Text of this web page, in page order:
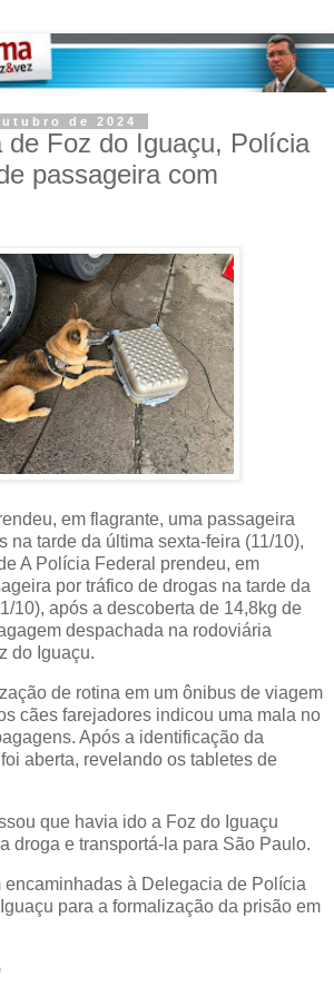
de 2024
de Foz do Iguaçu, Polícia
passageira com
em flagrante, uma passageira
na tarde da última sexta-feira (11/10),
A Polícia Federal prendeu, em
por tráfico de drogas na tarde da
10), após a descoberta de 14,8kg de
despachada na rodoviária
do Iguaçu.
de rotina em um ônibus de viagem
cães farejadores indicou uma mala no
Após a identificação da
aberta, revelando os tabletes de
que havia ido a Foz do Iguaçu
droga e transportá-la para São Paulo.
encaminhadas à Delegacia de Polícia
para a formalização da prisão em